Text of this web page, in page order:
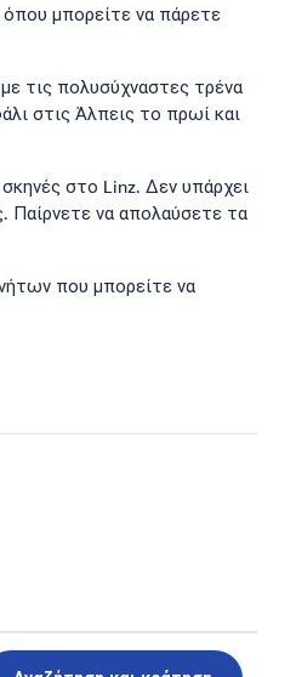
μπορείτε να πάρετε
τις πολυσύχναστες τρένα
στις Άλπεις το πρωί και
στο Linz. Δεν υπάρχει
Παίρνετε να απολαύσετε τα
που μπορείτε να